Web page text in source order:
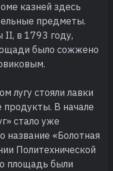
казней здесь
предметы.
II, в 1793 году,
было сожжено
лугу стояли лавки
В начале
стало уже
название «Болотная
Политехнической
площадь были